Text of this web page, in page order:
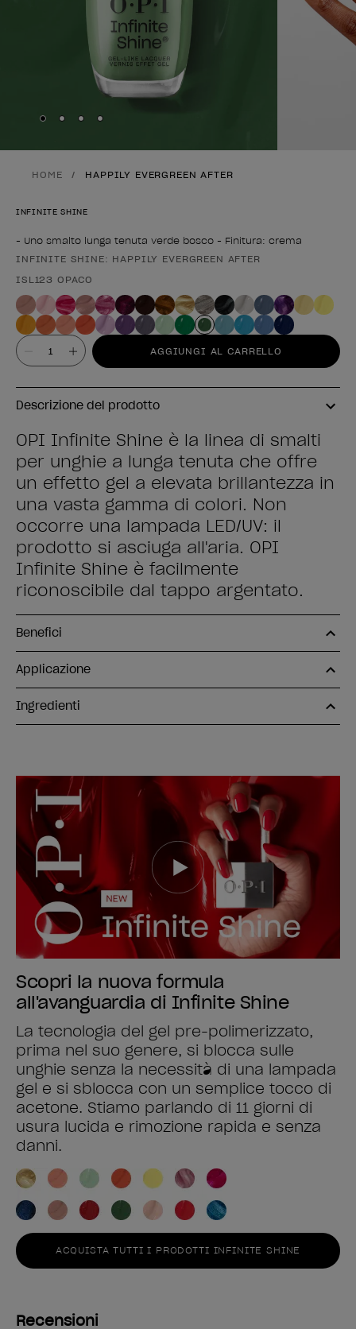
Skip to slide
Skip to slide
Skip to slide
Skip to slide
HOME HAPPILY EVERGREEN AFTER
INFINITE SHINE
- Uno smalto lunga tenuta verde bosco - Finitura: crema
Forma del prodotto
INFINITE SHINE: HAPPILY EVERGREEN AFTER
ISL123 OPACO
Valore AGGIUNGI AL CARRELLO
Descrizione del prodotto
OPI Infinite Shine è la linea di smalti
per unghie a lunga tenuta che offre
un effetto gel a elevata brillantezza in
una vasta gamma di colori. Non
occorre una lampada LED/UV: il
prodotto si asciuga all'aria. OPI
Infinite Shine è facilmente
riconoscibile dal tappo argentato.
Benefici
Applicazione
Ingredienti
Scopri la nuova formula
all'avanguardia di Infinite Shine
La tecnologia del gel pre-polimerizzato,
prima nel suo genere, si blocca sulle
unghie senza la necessità di una lampada
gel e si sblocca con un semplice tocco di
acetone. Stiamo parlando di 11 giorni di
usura lucida e rimozione rapida e senza
danni.
ACQUISTA TUTTI I PRODOTTI INFINITE SHINE